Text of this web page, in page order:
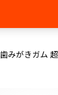
みがきガム